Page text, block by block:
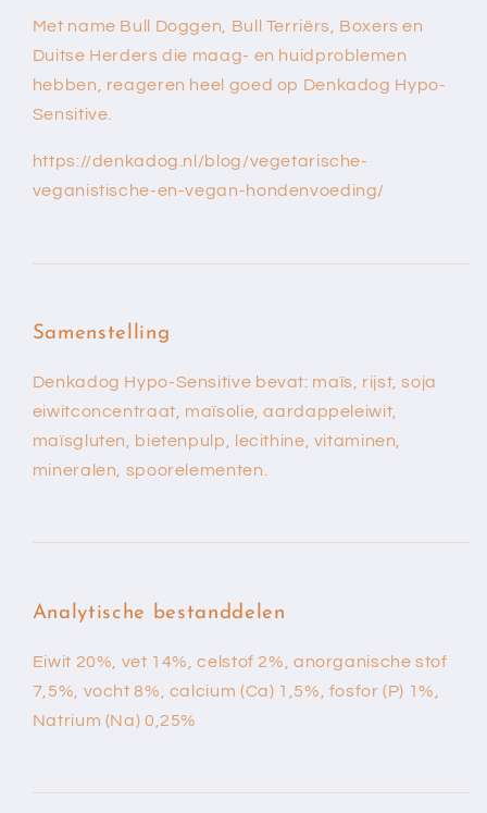
Met name Bull Doggen, Bull Terriërs, Boxers en
Duitse Herders die maag- en huidproblemen
hebben, reageren heel goed op Denkadog Hypo-
Sensitive.
https://denkadog.nl/blog/vegetarische-
veganistische-en-vegan-hondenvoeding/
Samenstelling
Denkadog Hypo-Sensitive bevat: maïs, rijst, soja
eiwitconcentraat, maïsolie, aardappeleiwit,
maïsgluten, bietenpulp, lecithine, vitaminen,
mineralen, spoorelementen.
Analytische bestanddelen
Eiwit 20%, vet 14%, celstof 2%, anorganische stof
7,5%, vocht 8%, calcium (Ca) 1,5%, fosfor (P) 1%,
Natrium (Na) 0,25%